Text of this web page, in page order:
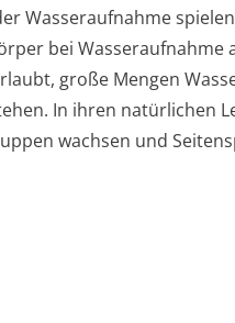
Wasseraufnahme
bei
große Mengen
In ihren natürlichen
wachsen und